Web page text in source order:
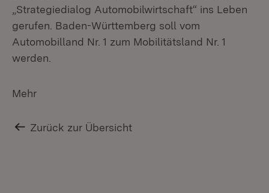
„Strategiedialog Automobilwirtschaft“ ins Leben
gerufen. Baden-Württemberg soll vom
Automobilland Nr. 1 zum Mobilitätsland Nr. 1
werden.
Mehr
Zurück zur Übersicht